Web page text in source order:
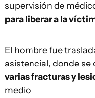
supervisión de
para liberar a la
El hombre fue
asistencial, donde
varias fracturas y
medio